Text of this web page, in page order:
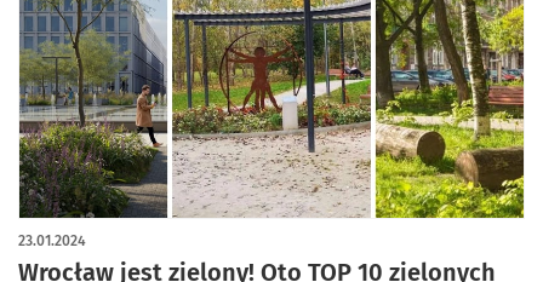
Wrocław jest zielony! Oto TOP 10 zielonych
23.01.2024
artykuł z galerią zdjęć